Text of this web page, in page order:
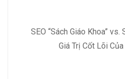
SEO “Sách Giáo Khoa”
Giá Trị Cốt Lõi